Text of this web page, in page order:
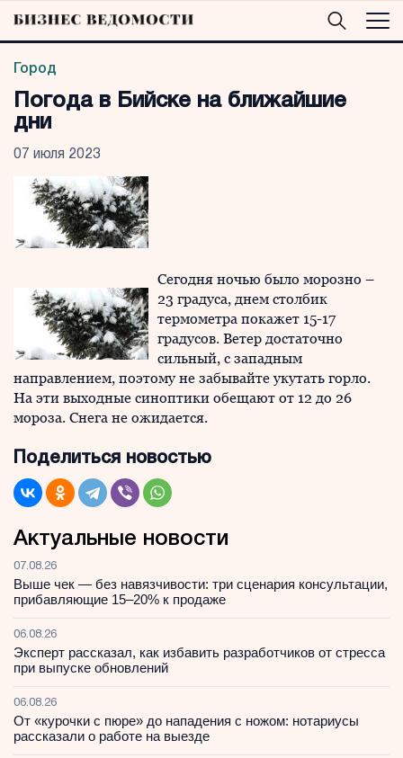
Город
Погода в Бийске на ближайшие
дни
07 июля 2023
Сегодня ночью было морозно –
23 градуса, днем столбик
термометра покажет 15-17
градусов. Ветер достаточно
сильный, с западным
направлением, поэтому не забывайте укутать горло.
На эти выходные синоптики обещают от 12 до 26
мороза. Снега не ожидается.
Поделиться новостью
Актуальные новости
07.08.26
Выше чек — без навязчивости: три сценария консультации,
прибавляющие 15–20% к продаже
06.08.26
Эксперт рассказал, как избавить разработчиков от стресса
при выпуске обновлений
06.08.26
От «курочки с пюре» до нападения с ножом: нотариусы
рассказали о работе на выезде